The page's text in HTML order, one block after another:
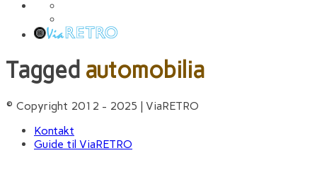
Tagged automobilia
© Copyright 2012 - 2025 | ViaRETRO
Kontakt
Guide til ViaRETRO